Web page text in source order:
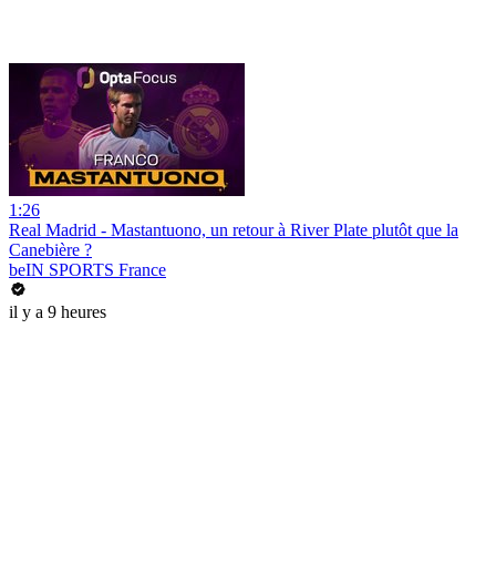
1:26
Real Madrid - Mastantuono, un retour à River Plate plutôt que la
Canebière ?
beIN SPORTS France
il y a 9 heures